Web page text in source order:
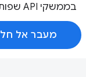
בממשקי API שפותחו על ידי Project Fugu.
מעבר אל